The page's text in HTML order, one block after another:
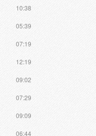
10:38
05:39
07:19
12:19
09:02
07:29
09:09
06:44